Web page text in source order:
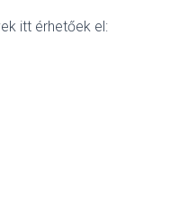
itt érhetőek el: